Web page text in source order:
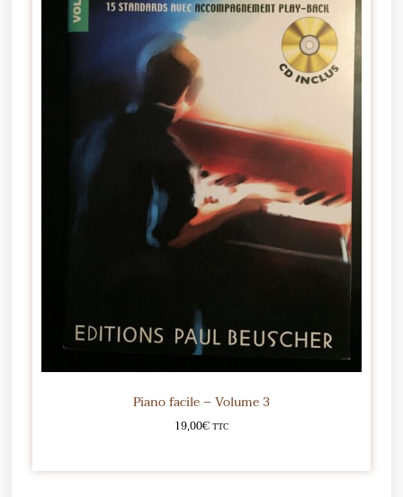
Piano facile – Volume 3
19,00€TTC